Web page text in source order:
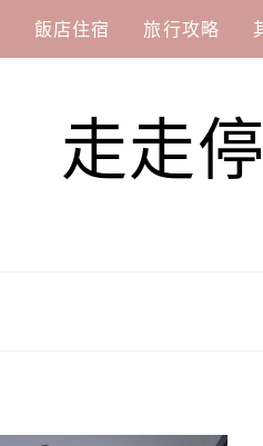
飯店住宿 旅行攻略
走走